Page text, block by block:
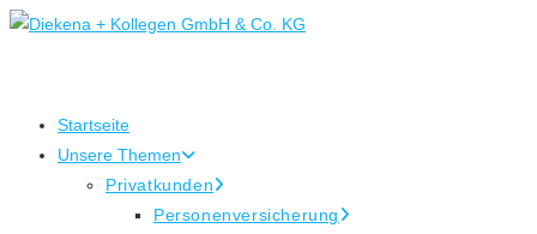
Zum
Startseite
Unsere Themen
Privatkunden
Personenversicherung